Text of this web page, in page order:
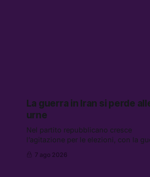
La guerra in Iran si perde
urne
Nel partito repubblicano cresce
l’agitazione per le elezioni, con la
le altre notizie: due alti dirigenti del
7 ago 2026